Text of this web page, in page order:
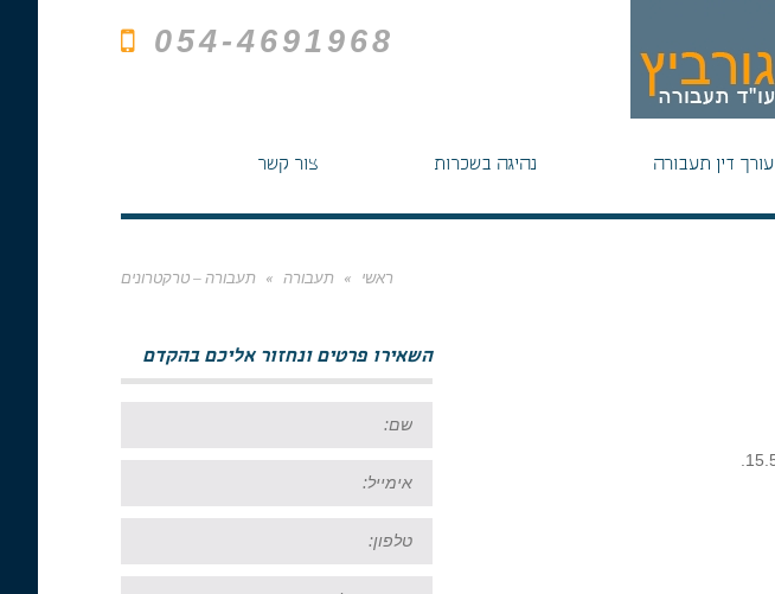
054-4691968
עורך דין תעבורה נהיגה בשכרות צור קשר
ראשי » תעבורה » תעבורה – טרקטרונים
השאירו פרטים ונחזור אליכם בהקדם